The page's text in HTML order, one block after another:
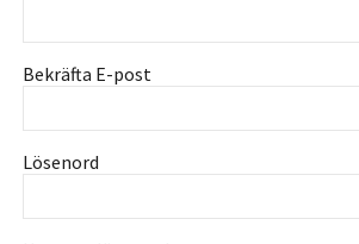
Bekräfta E-post
Lösenord